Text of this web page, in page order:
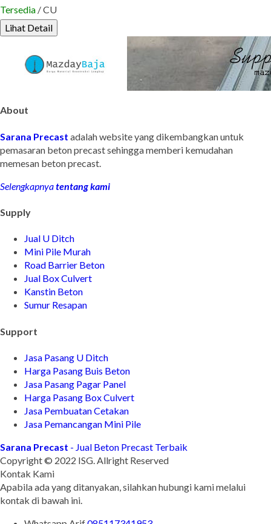
Tersedia / CU
Lihat Detail
About
Sarana Precast adalah website yang dikembangkan untuk
pemasaran beton precast sehingga memberi kemudahan
memesan beton precast.
Selengkapnyatentang kami
Supply
Jual U Ditch
Mini Pile Murah
Road Barrier Beton
Jual Box Culvert
Kanstin Beton
Sumur Resapan
Support
Jasa Pasang U Ditch
Harga Pasang Buis Beton
Jasa Pasang Pagar Panel
Harga Pasang Box Culvert
Jasa Pembuatan Cetakan
Jasa Pemancangan Mini Pile
Sarana Precast - Jual Beton Precast Terbaik
Copyright © 2022 ISG. Allright Reserved
Kontak Kami
Apabila ada yang ditanyakan, silahkan hubungi kami melalui
kontak di bawah ini.